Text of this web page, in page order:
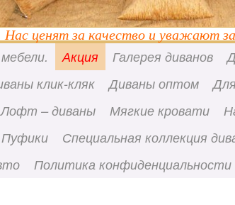
Нас ценят за качество и уважают
Акция Галерея диванов
клик-кляк Диваны оптом
Лофт – диваны Мягкие кровати
Пуфики Специальная коллекция
Политика конфиденциальности